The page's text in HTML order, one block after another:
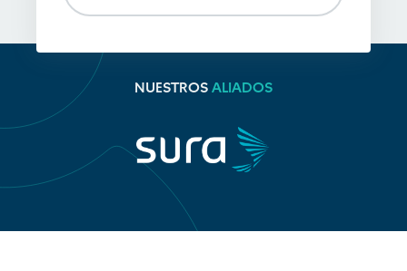
NUESTROS ALIADOS